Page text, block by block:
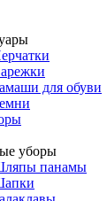
для обуви
уборы
панамы